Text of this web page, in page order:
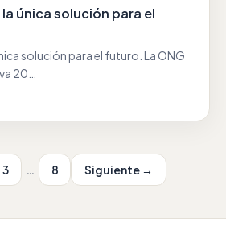
única solución para el
solución para el futuro. La ONG
20…
3 8 Siguiente →